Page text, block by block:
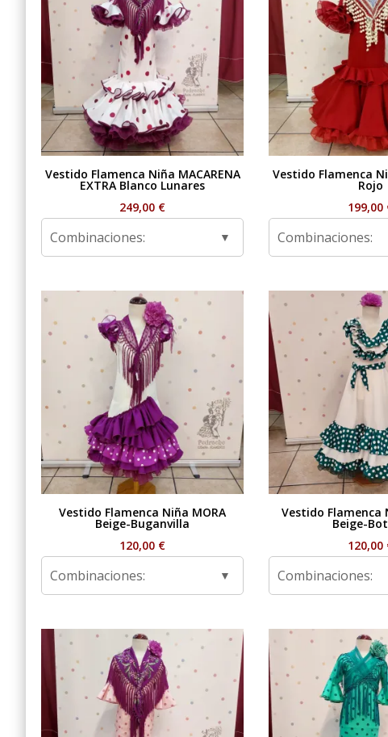
Vestido Flamenca Niña MACARENA
EXTRA Blanco Lunares
249,00 €
Combinaciones:
Vestido Flamenca
Rojo
199,00
Combinaciones:
Vestido Flamenca Niña MORA
Beige-Buganvilla
120,00 €
Combinaciones:
Vestido Flamenca
Beige-
120,00
Combinaciones: